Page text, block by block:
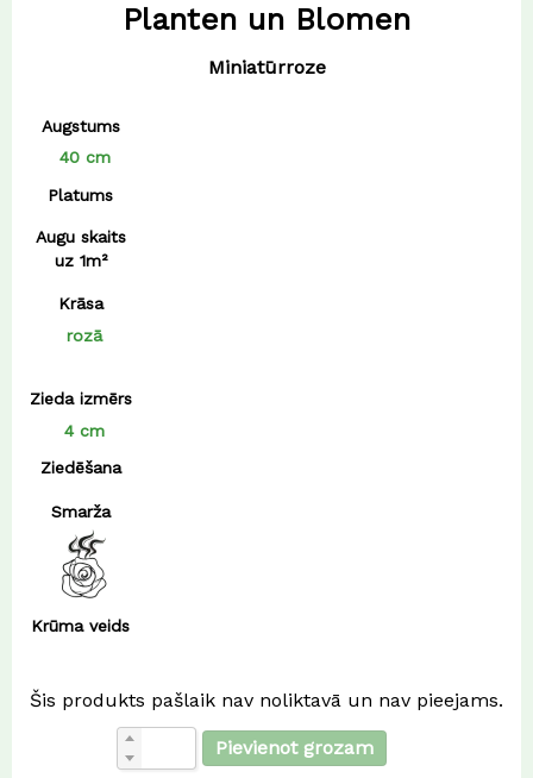
Planten un Blomen
Miniatūrroze
Augstums
40 cm
Platums
Augu skaits
uz 1m²
Krāsa
rozā
Zieda izmērs
4 cm
Ziedēšana
Smarža
Krūma veids
Šis produkts pašlaik nav noliktavā un nav pieejams.
Pievienot grozam